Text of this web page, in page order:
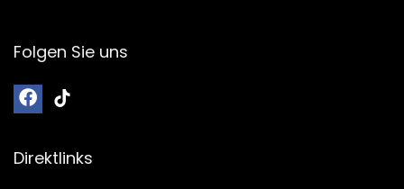
Folgen Sie uns
Direktlinks